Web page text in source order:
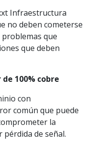
Infraestructura
no deben cometerse
que
que deben
100% cobre
con
común que puede
la
pérdida de señal.